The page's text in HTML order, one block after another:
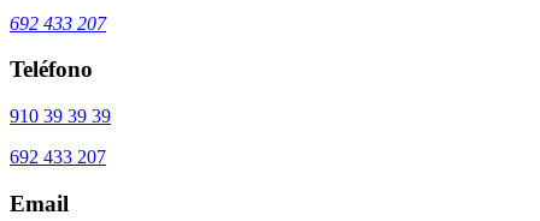
692 433 207
Teléfono
910 39 39 39
692 433 207
Email